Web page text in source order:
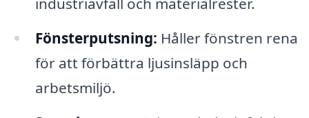
Fönsterputsning: Håller fönstren rena
för att förbättra ljusinsläpp och
arbetsmiljö.